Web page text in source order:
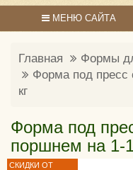
МЕНЮ САЙТА
Главная
Формы
Форма под
кг
Форма под
поршнем на 1-
СКИДКИ ОТ